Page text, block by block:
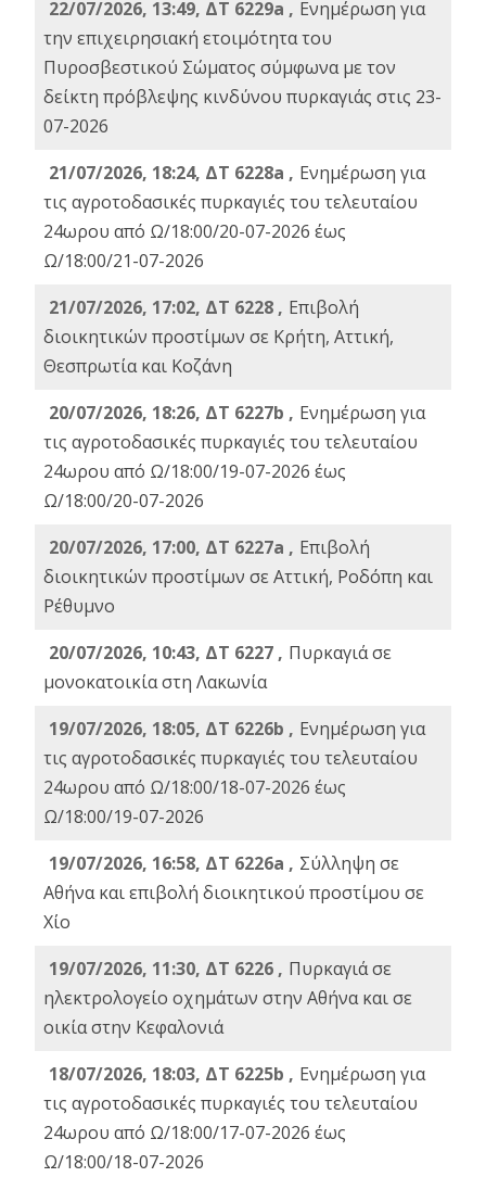
22/07/2026, 13:49, ΔΤ 6229a , Ενημέρωση για
την επιχειρησιακή ετοιμότητα του
Πυροσβεστικού Σώματος σύμφωνα με τον
δείκτη πρόβλεψης κινδύνου πυρκαγιάς στις 23-
07-2026
21/07/2026, 18:24, ΔΤ 6228a , Ενημέρωση για
τις αγροτοδασικές πυρκαγιές του τελευταίου
24ωρου από Ω/18:00/20-07-2026 έως
Ω/18:00/21-07-2026
21/07/2026, 17:02, ΔΤ 6228 , Επιβολή
διοικητικών προστίμων σε Κρήτη, Αττική,
Θεσπρωτία και Κοζάνη
20/07/2026, 18:26, ΔΤ 6227b , Ενημέρωση για
τις αγροτοδασικές πυρκαγιές του τελευταίου
24ωρου από Ω/18:00/19-07-2026 έως
Ω/18:00/20-07-2026
20/07/2026, 17:00, ΔΤ 6227a , Επιβολή
διοικητικών προστίμων σε Αττική, Ροδόπη και
Ρέθυμνο
20/07/2026, 10:43, ΔΤ 6227 , Πυρκαγιά σε
μονοκατοικία στη Λακωνία
19/07/2026, 18:05, ΔΤ 6226b , Ενημέρωση για
τις αγροτοδασικές πυρκαγιές του τελευταίου
24ωρου από Ω/18:00/18-07-2026 έως
Ω/18:00/19-07-2026
19/07/2026, 16:58, ΔΤ 6226a , Σύλληψη σε
Αθήνα και επιβολή διοικητικού προστίμου σε
Χίο
19/07/2026, 11:30, ΔΤ 6226 , Πυρκαγιά σε
ηλεκτρολογείο οχημάτων στην Αθήνα και σε
οικία στην Κεφαλονιά
18/07/2026, 18:03, ΔΤ 6225b , Ενημέρωση για
τις αγροτοδασικές πυρκαγιές του τελευταίου
24ωρου από Ω/18:00/17-07-2026 έως
Ω/18:00/18-07-2026